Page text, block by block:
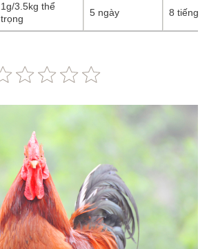
1g/3.5kg thể
trọng
5 ngày 8 tiếng/